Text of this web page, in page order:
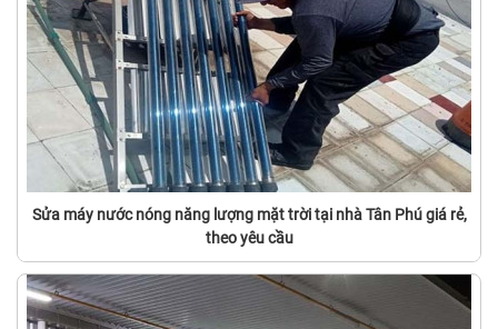
Sửa máy nước nóng năng lượng mặt trời tại nhà Tân Phú giá rẻ,
theo yêu cầu